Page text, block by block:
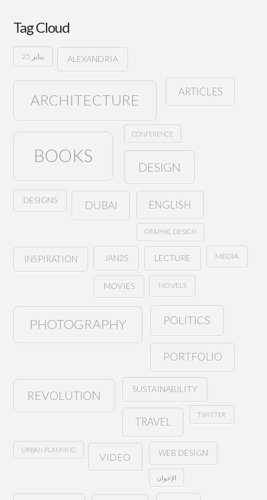
Tag Cloud
25 يناير ALEXANDRIA
ARCHITECTURE
ARTICLES
BOOKS
CONFERENCE
DESIGN
DESIGNS DUBAI ENGLISH
GRAPHIC DESIGN
INSPIRATION JAN25 LECTURE MEDIA
MOVIES NOVELS
PHOTOGRAPHY POLITICS
PORTFOLIO
REVOLUTION SUSTAINABILITY
TRAVEL
TWITTER
URBAN PLANNING
VIDEO WEB DESIGN
الإخوان